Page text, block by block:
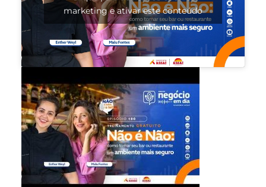
marketing e ativar este conteúdo